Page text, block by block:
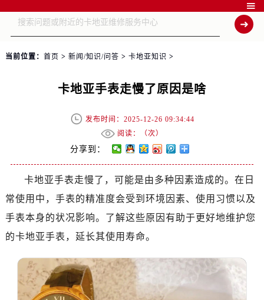

当前位置： 首页 > 新闻/知识/问答 > 卡地亚知识 >
卡地亚手表走慢了原因是啥
发布时间：2025-12-26 09:34:44
阅读：（次）
分享到：
卡地亚手表走慢了，可能是由多种因素造成的。在日
常使用中，手表的精准度会受到环境因素、使用习惯以及
手表本身的状况影响。了解这些原因有助于更好地维护您
的卡地亚手表，延长其使用寿命。